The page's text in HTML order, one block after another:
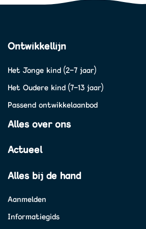
Ontwikkellijn
Het Jonge kind (2-7 jaar)
Het Oudere kind (7-13 jaar)
Passend ontwikkelaanbod
Alles over ons
Actueel
Alles bij de hand
Aanmelden
Informatiegids